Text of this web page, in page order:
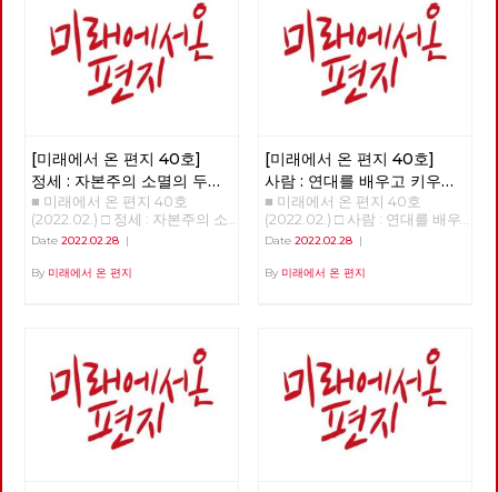
[미래에서 온 편지 40호]
정세 : 자본주의 소멸의 두
가지 요인
■ 미래에서 온 편지 40호
(2022.02.) □ 정세 : 자본주의 소
멸의 두 가지 요인 - 30년 만에
>>>>>> 업로드 준비중 <<<<<<
Date 2022.02.28 |
By 미래에서 온 편지
[미래에서 온 편지 40호]
사람 : 연대를 배우고 키우는
해고노동자, 방영환
■ 미래에서 온 편지 40호
(2022.02.) □ 사람 : 연대를 배우
고 키우는 해고노동자, 방영환
Date 2022.02.28|
By 미래에서 온 편지